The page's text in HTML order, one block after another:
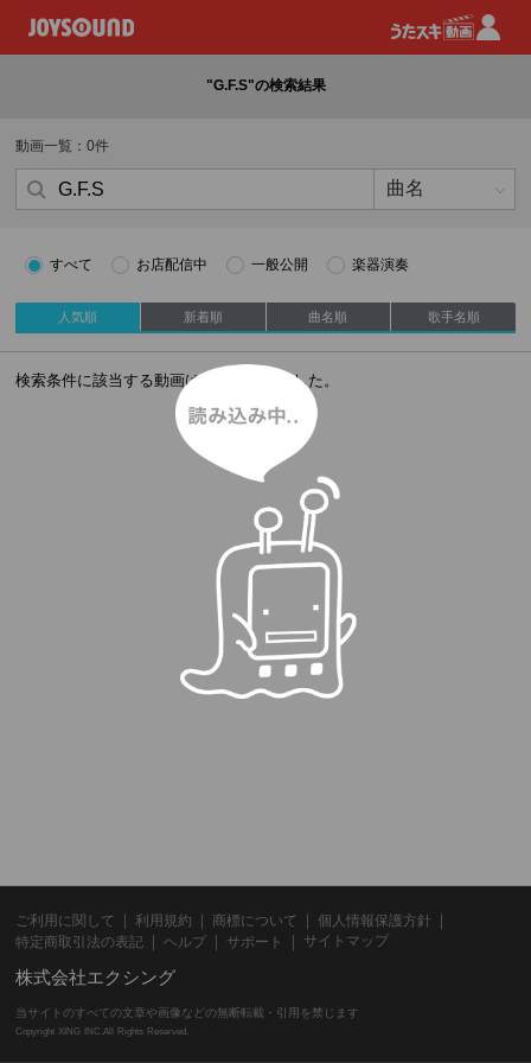
"G.F.S"の検索結果
動画一覧：0件
すべて お店配信中 一般公開 楽器演奏
人気順 新着順 曲名順 歌手名順
検索条件に該当する動画はありませんでした。
ご利用に関して 利用規約 商標について
個人情報保護方針
特定商取引法の表記
ヘルプ サポート サイトマップ
株式会社エクシング
当サイトのすべての文章や画像などの無断転載・引用を禁じます
Copyright XING INC.All Rights Reserved.